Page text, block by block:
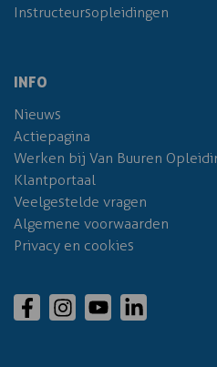
Instructeursopleidingen
INFO
Nieuws
Actiepagina
Werken bij Van Buuren
Klantportaal
Veelgestelde vragen
Algemene voorwaarden
Privacy en cookies